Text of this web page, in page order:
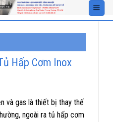
Hấp Cơm Inox
và gas là thiết bị thay thế
ngoài ra tủ hấp cơm